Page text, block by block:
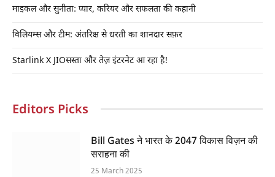
माइकल और सुनीता: प्यार, करियर और सफलता की कहानी
विलियम्स और टीम: अंतरिक्ष से धरती का शानदार सफ़र
Starlink X JIOसस्ता और तेज़ इंटरनेट आ रहा है!
Editors Picks
Bill Gates ने भारत के 2047 विकास विज़न की
सराहना की
25 March 2025